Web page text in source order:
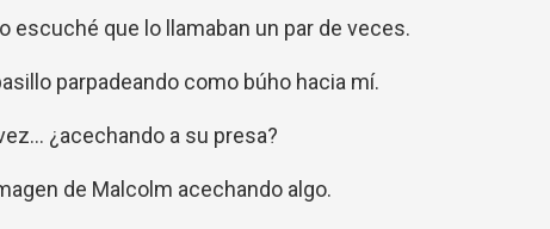
escuché que lo llamaban un par de veces.
parpadeando como búho hacia mí.
¿acechando a su presa?
de Malcolm acechando algo.